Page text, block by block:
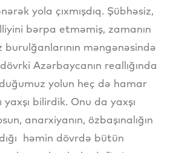
yola çıxmışdıq. Şübhəsiz,
bərpa etməmiş, zamanın
burulğanlarının məngənəsində
Azərbaycanın reallığında
yolun heç də hamar
yaxşı bilirdik. Onu da yaxşı
anarxiyanın, özbaşınalığın
həmin dövrdə bütün